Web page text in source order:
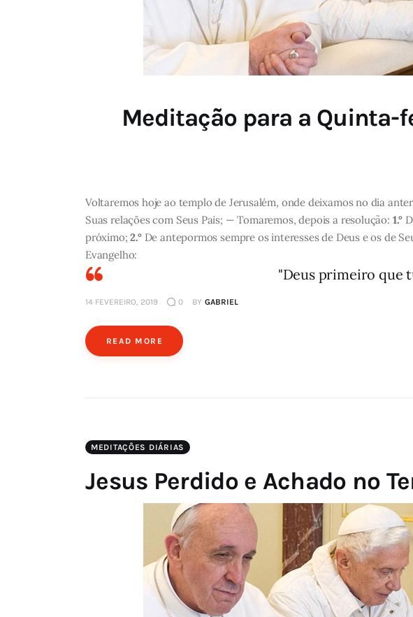
Meditação para a Quinta-
Voltaremos hoje ao templo de Jerusalém, onde deixamos no dia
Suas relações com Seus Pais; — Tomaremos, depois a resolução: 1.°
próximo;2.°De antepormos sempre os interesses de Deus e os de
Evangelho:
"Deus primeiro que
14 FEVEREIRO, 2019 0 BY GABRIEL
READ MORE
MEDITAÇÕES DIÁRIAS
Jesus Perdido e Achado no